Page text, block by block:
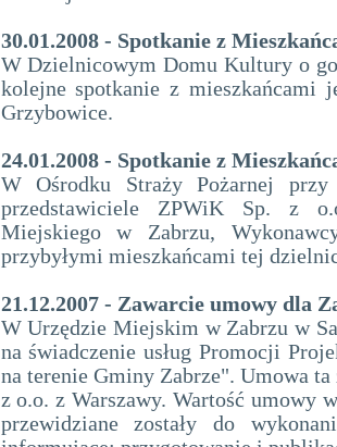
30.01.2008 - Spotkanie z
W Dzielnicowym Domu Kultury o
kolejne spotkanie z
Grzybowice.
24.01.2008 - Spotkanie z
W Ośrodku Straży Pożarnej
przedstawiciele ZPWiK Sp. z
Miejskiego w Zabrzu,
przybyłymi mieszkańcami tej
21.12.2007 - Zawarcie umowy dla
W Urzędzie Miejskim w Zabrzu w
na świadczenie usług Promocji
na terenie Gminy Zabrze". Umowa
z o.o. z Warszawy. Wartość umowy
przewidziane zostały do